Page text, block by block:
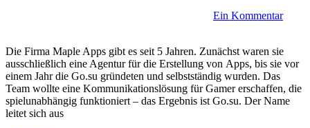
Ein Kommentar
Die Firma Maple Apps gibt es seit 5 Jahren. Zunächst waren sie
ausschließlich eine Agentur für die Erstellung von Apps, bis sie vor
einem Jahr die Go.su gründeten und selbstständig wurden. Das
Team wollte eine Kommunikationslösung für Gamer erschaffen, die
spielunabhängig funktioniert – das Ergebnis ist Go.su. Der Name
leitet sich aus